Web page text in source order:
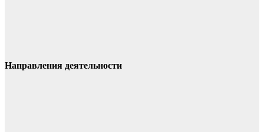
Направления деятельности